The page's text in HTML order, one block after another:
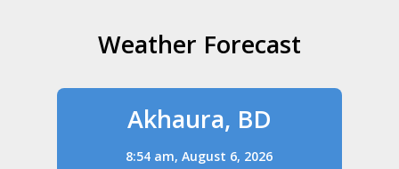
Weather Forecast
Akhaura, BD
8:54 am,August 6, 2026